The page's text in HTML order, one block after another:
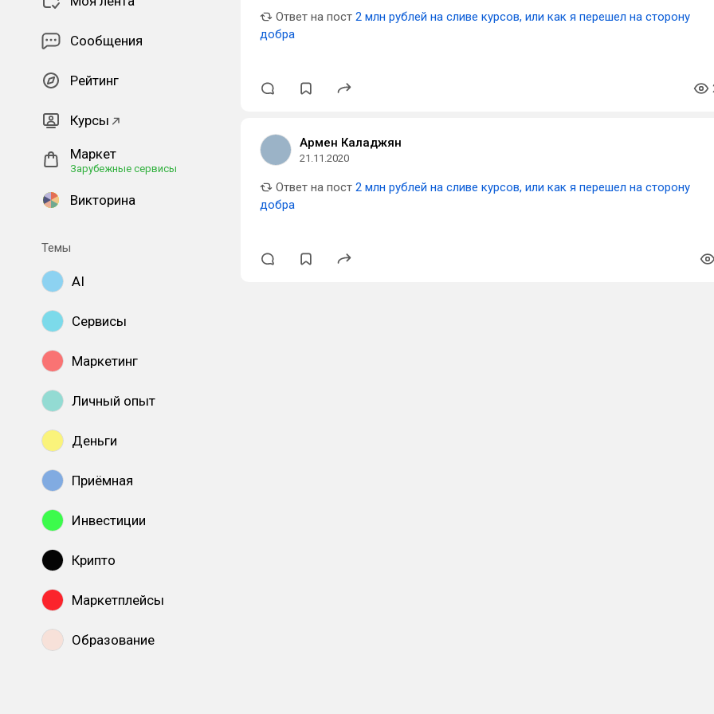
Сообщения
Рейтинг
Курсы
Маркет
Зарубежные сервисы
Викторина
Темы
AI
Сервисы
Маркетинг
Личный опыт
Деньги
Приёмная
Инвестиции
Крипто
Маркетплейсы
Образование
Ответ на пост 2 млн рублей на сливе курсов, или как я перешел на сторону
добра
Армен Каладжян
21.11.2020
Ответ на пост 2 млн рублей на сливе курсов, или как я перешел на сторону
добра